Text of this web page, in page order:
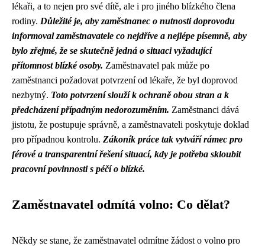
lékaři, a to nejen pro své dítě, ale i pro jiného blízkého člena
rodiny. Důležité je, aby zaměstnanec o nutnosti doprovodu
informoval zaměstnavatele co nejdříve a nejlépe písemně, aby
bylo zřejmé, že se skutečně jedná o situaci vyžadující
přítomnost blízké osoby. Zaměstnavatel pak může po
zaměstnanci požadovat potvrzení od lékaře, že byl doprovod
nezbytný. Toto potvrzení slouží k ochraně obou stran a k
předcházení případným nedorozuměním. Zaměstnanci dává
jistotu, že postupuje správně, a zaměstnavateli poskytuje doklad
pro případnou kontrolu. Zákoník práce tak vytváří rámec pro
férové a transparentní řešení situací, kdy je potřeba skloubit
pracovní povinnosti s péčí o blízké.
Zaměstnavatel odmítá volno: Co dělat?
Někdy se stane, že zaměstnavatel odmítne žádost o volno pro